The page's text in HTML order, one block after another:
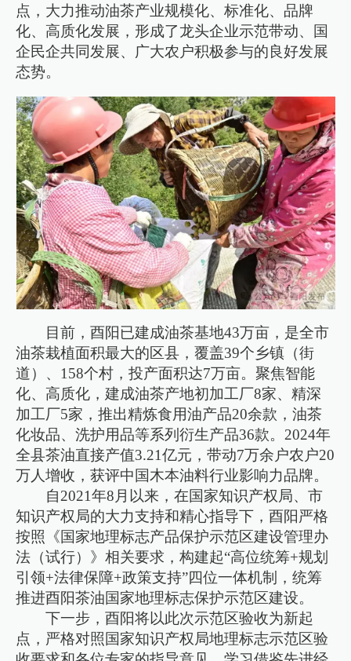
点，大力推动油茶产业规模化、标准化、品牌
化、高质化发展，形成了龙头企业示范带动、国
企民企共同发展、广大农户积极参与的良好发展
态势。
目前，酉阳已建成油茶基地43万亩，是全市
油茶栽植面积最大的区县，覆盖39个乡镇（街
道）、158个村，投产面积达7万亩。聚焦智能
化、高质化，建成油茶产地初加工厂8家、精深
加工厂5家，推出精炼食用油产品20余款，油茶
化妆品、洗护用品等系列衍生产品36款。2024年
全县茶油直接产值3.21亿元，带动7万余户农户20
万人增收，获评中国木本油料行业影响力品牌。
自2021年8月以来，在国家知识产权局、市
知识产权局的大力支持和精心指导下，酉阳严格
按照《国家地理标志产品保护示范区建设管理办
法（试行）》相关要求，构建起“高位统筹+规划
引领+法律保障+政策支持”四位一体机制，统筹
推进酉阳茶油国家地理标志保护示范区建设。
下一步，酉阳将以此次示范区验收为新起
点，严格对照国家知识产权局地理标志示范区验